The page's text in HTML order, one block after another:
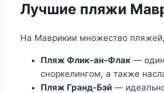
Лучшие пляжи
На Маврикии множество
Пляж Флик-ан-Флак — один
сноркелингом, а также
Пляж Гранд-Бэй —